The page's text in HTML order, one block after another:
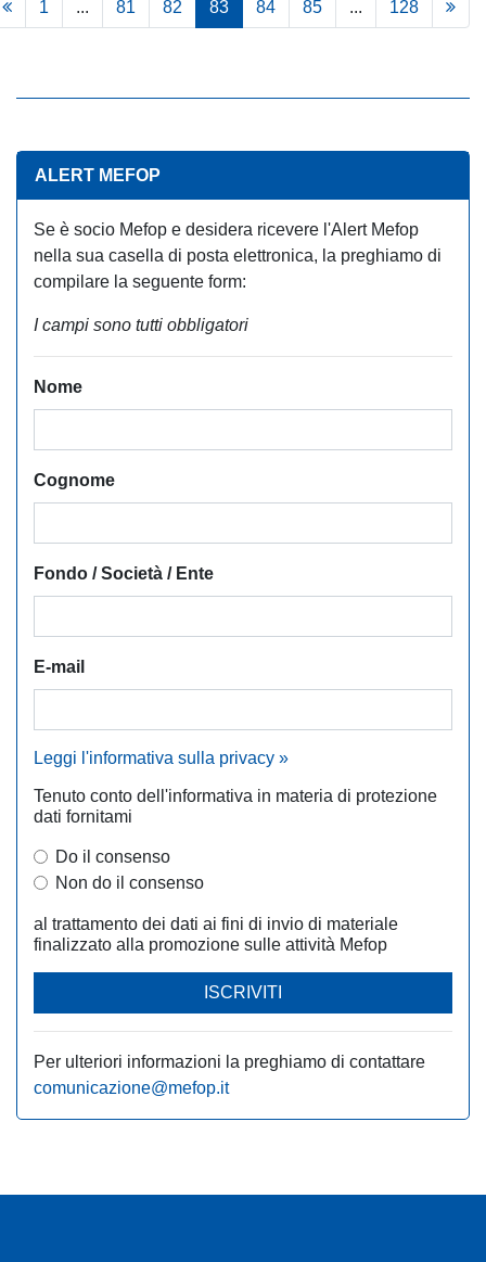
1 ... 81 82 83 84 85 ... 128
ALERT MEFOP
Se è socio Mefop e desidera ricevere l'Alert Mefop
nella sua casella di posta elettronica, la preghiamo di
compilare la seguente form:
I campi sono tutti obbligatori
Nome
Cognome
Fondo / Società / Ente
E-mail
Leggi l'informativa sulla privacy »
Tenuto conto dell'informativa in materia di protezione
dati fornitami
Do il consenso
Non do il consenso
al trattamento dei dati ai fini di invio di materiale
finalizzato alla promozione sulle attività Mefop
ISCRIVITI
Per ulteriori informazioni la preghiamo di contattare
comunicazione@mefop.it